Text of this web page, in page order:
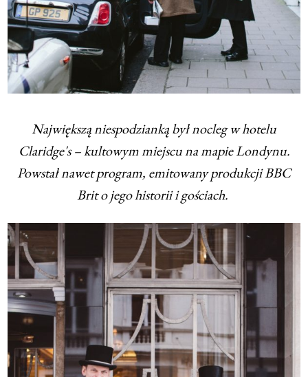
Największą niespodzianką był nocleg w hotelu
Claridge's – kultowym miejscu na mapie Londynu.
Powstał nawet program, emitowany produkcji BBC
Brit o jego historii i gościach.